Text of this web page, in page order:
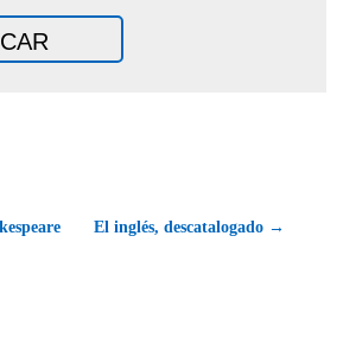
El inglés, descatalogado →